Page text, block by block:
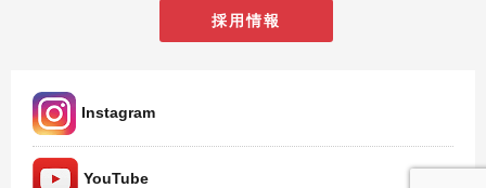
採用情報
Instagram
YouTube